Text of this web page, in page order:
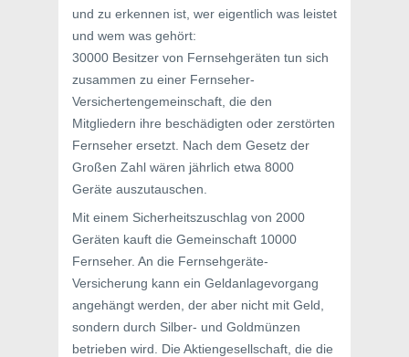
und zu erkennen ist, wer eigentlich was leistet
und wem was gehört:
30000 Besitzer von Fernsehgeräten tun sich
zusammen zu einer Fernseher-
Versichertengemeinschaft, die den
Mitgliedern ihre beschädigten oder zerstörten
Fernseher ersetzt. Nach dem Gesetz der
Großen Zahl wären jährlich etwa 8000
Geräte auszutauschen.
Mit einem Sicherheitszuschlag von 2000
Geräten kauft die Gemeinschaft 10000
Fernseher. An die Fernsehgeräte-
Versicherung kann ein Geldanlagevorgang
angehängt werden, der aber nicht mit Geld,
sondern durch Silber- und Goldmünzen
betrieben wird. Die Aktiengesellschaft, die die